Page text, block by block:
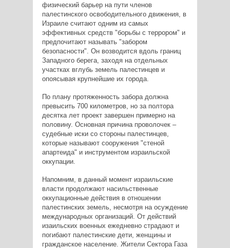
физический барьер на пути членов
палестинского освободительного движения, в
Израиле считают одним из самых
эффективных средств "борьбы с террором" и
предпочитают называть "забором
безопасности". Он возводится вдоль границ
Западного берега, заходя на отдельных
участках вглубь земель палестинцев и
опоясывая крупнейшие их города.
По плану протяженность забора должна
превысить 700 километров, но за полтора
десятка лет проект завершен примерно на
половину. Основная причина проволочек –
судебные иски со стороны палестинцев,
которые называют сооружения "стеной
апартеида" и инструментом израильской
оккупации.
Напомним, в данный момент израильские
власти продолжают насильственные
оккупационные действия в отношении
палестинских земель, несмотря на осуждение
международных организаций. От действий
изаильских военных ежедневно страдают и
погибают палестинские дети, женщины и
гражданское население. Жители Сектора Газа